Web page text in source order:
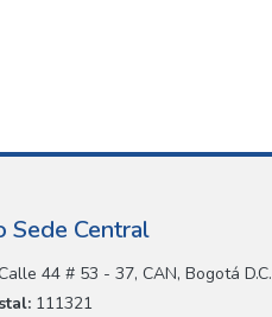
Sede Central
44 # 53 - 37, CAN, Bogotá D.C.
111321